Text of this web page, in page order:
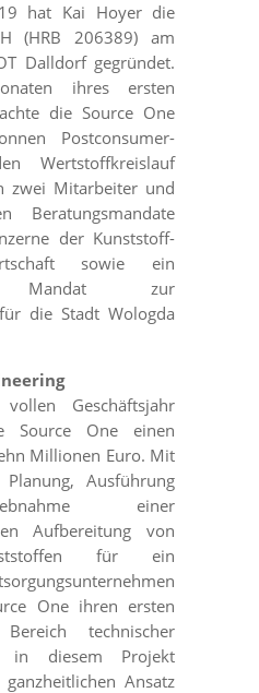
hat Kai Hoyer die
(HRB 206389) am
Dalldorf gegründet.
ihres ersten
die Source One
Postconsumer-
Wertstoffkreislauf
zwei Mitarbeiter und
der Kunststoff-
sowie ein
Mandat zur
die Stadt Wologda
Geschäftsjahr
Source One einen
Millionen Euro. Mit
Ausführung
einer
Aufbereitung von
für ein
One ihren ersten
technischer
in diesem Projekt
Ansatz